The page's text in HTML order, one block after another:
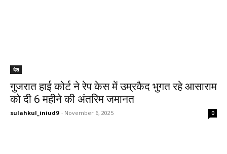
देश
गुजरात हाई कोर्ट ने रेप केस में उम्रकैद भुगत रहे आसाराम
को दी 6 महीने की अंतरिम जमानत
sulahkul_iniud9 - November 6, 2025 0